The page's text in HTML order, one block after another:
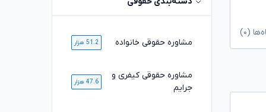
(۰)
مشاوره حقوقی خانواده 51.2 هزار
مشاوره حقوقی کیفری و
جرایم
47.6 هزار